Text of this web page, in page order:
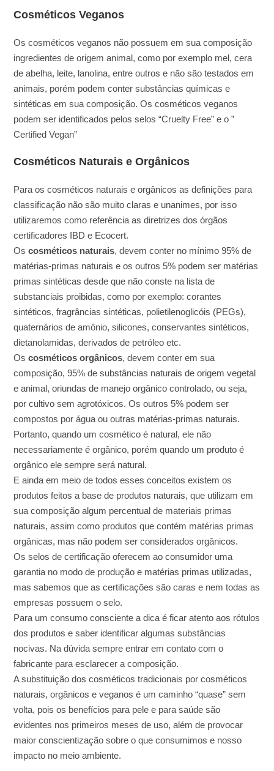
Cosméticos Veganos
Os cosméticos veganos não possuem em sua composição
ingredientes de origem animal, como por exemplo mel, cera
de abelha, leite, lanolina, entre outros e não são testados em
animais, porém podem conter substâncias químicas e
sintéticas em sua composição. Os cosméticos veganos
podem ser identificados pelos selos “Cruelty Free” e o ”
Certified Vegan”
Cosméticos Naturais e Orgânicos
Para os cosméticos naturais e orgânicos as definições para
classificação não são muito claras e unanimes, por isso
utilizaremos como referência as diretrizes dos órgãos
certificadores IBD e Ecocert.
Oscosméticos naturais, devem conter no mínimo 95% de
matérias-primas naturais e os outros 5% podem ser matérias
primas sintéticas desde que não conste na lista de
substanciais proibidas, como por exemplo: corantes
sintéticos, fragrâncias sintéticas, polietilenoglicóis (PEGs),
quaternários de amônio, silicones, conservantes sintéticos,
dietanolamidas, derivados de petróleo etc.
Oscosméticos orgânicos, devem conter em sua
composição, 95% de substâncias naturais de origem vegetal
e animal, oriundas de manejo orgânico controlado, ou seja,
por cultivo sem agrotóxicos. Os outros 5% podem ser
compostos por água ou outras matérias-primas naturais.
Portanto, quando um cosmético é natural, ele não
necessariamente é orgânico, porém quando um produto é
orgânico ele sempre será natural.
E ainda em meio de todos esses conceitos existem os
produtos feitos a base de produtos naturais, que utilizam em
sua composição algum percentual de materiais primas
naturais, assim como produtos que contém matérias primas
orgânicas, mas não podem ser considerados orgânicos.
Os selos de certificação oferecem ao consumidor uma
garantia no modo de produção e matérias primas utilizadas,
mas sabemos que as certificações são caras e nem todas as
empresas possuem o selo.
Para um consumo consciente a dica é ficar atento aos rótulos
dos produtos e saber identificar algumas substâncias
nocivas. Na dúvida sempre entrar em contato com o
fabricante para esclarecer a composição.
A substituição dos cosméticos tradicionais por cosméticos
naturais, orgânicos e veganos é um caminho “quase” sem
volta, pois os benefícios para pele e para saúde são
evidentes nos primeiros meses de uso, além de provocar
maior conscientização sobre o que consumimos e nosso
impacto no meio ambiente.